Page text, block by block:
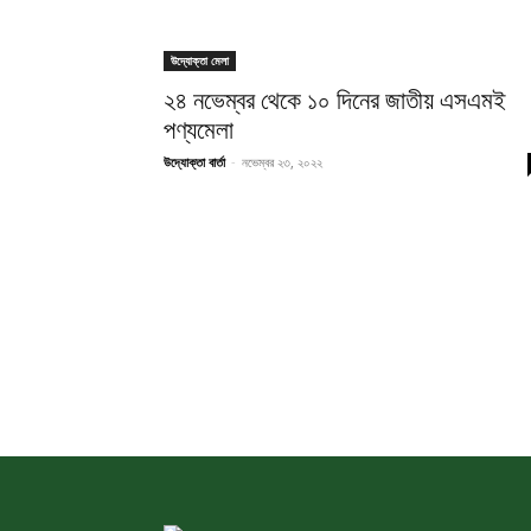
উদ্যোক্তা মেলা
২৪ নভেম্বর থেকে ১০ দিনের জাতীয় এসএমই
পণ্যমেলা
উদ্যোক্তা বার্তা - নভেম্বর ২৩, ২০২২